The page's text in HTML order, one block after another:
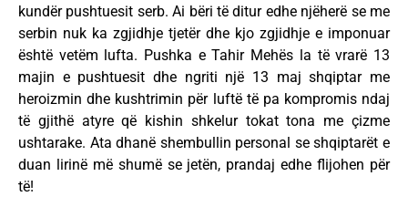
kundër pushtuesit serb. Ai bëri të ditur edhe njëherë se me
serbin nuk ka zgjidhje tjetër dhe kjo zgjidhje e imponuar
është vetëm lufta. Pushka e Tahir Mehës la të vrarë 13
majin e pushtuesit dhe ngriti një 13 maj shqiptar me
heroizmin dhe kushtrimin për luftë të pa kompromis ndaj
të gjithë atyre që kishin shkelur tokat tona me çizme
ushtarake. Ata dhanë shembullin personal se shqiptarët e
duan lirinë më shumë se jetën, prandaj edhe flijohen për
të!